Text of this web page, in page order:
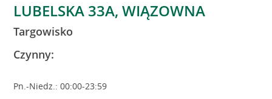
LUBELSKA 33A, WIĄZOWNA
Targowisko
Czynny:
Pn.-Niedz.: 00:00-23:59